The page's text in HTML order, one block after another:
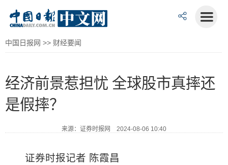
中国日报网 >> 财经要闻
经济前景惹担忧 全球股市真摔还
是假摔？
来源：证券时报网 2024-08-06 10:40
证券时报记者 陈霞昌